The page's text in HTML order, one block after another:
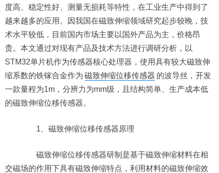
度高、稳定性好、测量无损耗等特性，在工业生产中得到了
越来越多的应用。因我国在磁致伸缩领域研究起步较晚，技
术水平较低，目前国内市场主要以国外产品为主，价格昂
贵。本文通过对现有产品及技术方法进行调研分析，以
STM32单片机作为传感器核心处理器，使用具有较大磁致伸
缩系数的铁镓合金作为 磁致伸缩位移传感器 的波导丝，开发
一款量程为1m，分辨力为mm级，且结构简单、生产成本低
的磁致伸缩位移传感器。
1、磁致伸缩位移传感器原理
磁致伸缩位移传感器研制是基于磁致伸缩材料在相
交磁场的作用下具有磁致伸缩特点，利用材料的磁致伸缩效